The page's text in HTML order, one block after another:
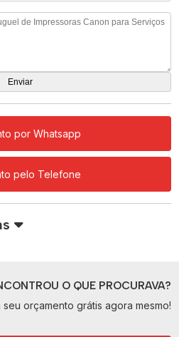
por Whatsapp
pelo Telefone
O QUE PROCURAVA?
seu orçamento grátis agora mesmo!